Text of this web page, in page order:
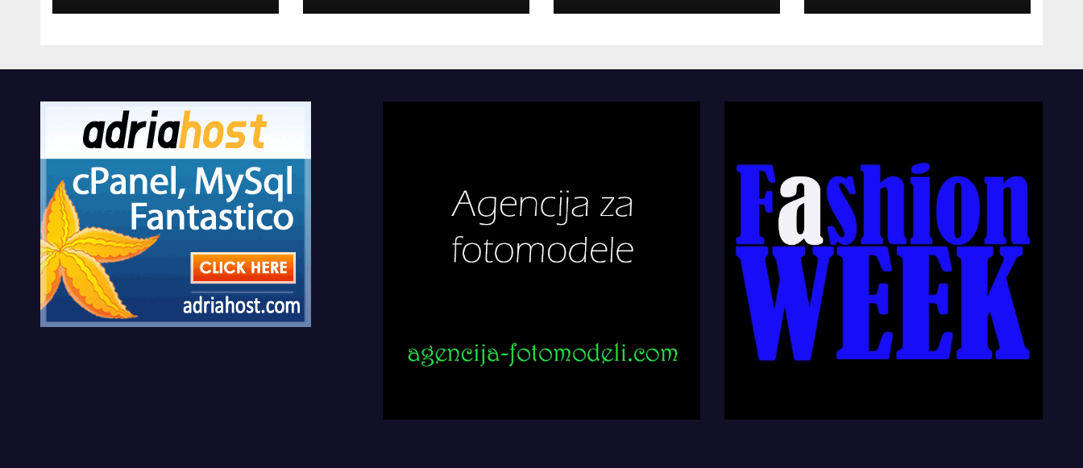
INOSTRANIM
Kompanije“